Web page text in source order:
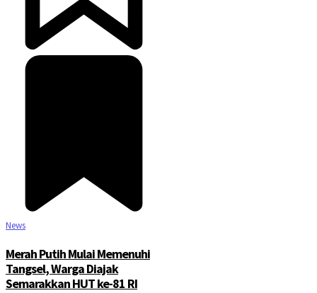
News
Merah Putih Mulai Memenuhi
Tangsel, Warga Diajak
Semarakkan HUT ke-81 RI